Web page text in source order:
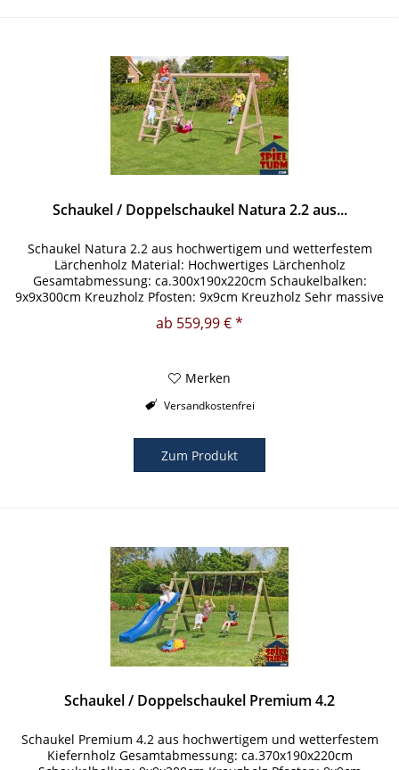
Schaukel / Doppelschaukel Natura 2.2 aus...
Schaukel Natura 2.2 aus hochwertigem und wetterfestem
Lärchenholz Material: Hochwertiges Lärchenholz
Gesamtabmessung: ca.300x190x220cm Schaukelbalken:
9x9x300cm Kreuzholz Pfosten: 9x9cm Kreuzholz Sehr massive
ab 559,99 € *
Merken
Versandkostenfrei
Zum Produkt
Schaukel / Doppelschaukel Premium 4.2
Schaukel Premium 4.2 aus hochwertigem und wetterfestem
Kiefernholz Gesamtabmessung: ca.370x190x220cm